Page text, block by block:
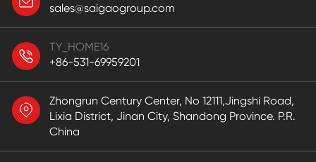
sales@saigaogroup.com
TY_HOME16
+86-531-69959201
Zhongrun Century Center, No 12111,Jingshi Road,
Lixia District, Jinan City, Shandong Province. P.R.
China